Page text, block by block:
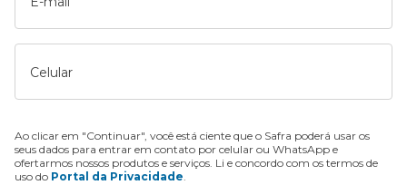
Celular
Ao clicar em "Continuar", você está ciente que o Safra poderá usar os
seus dados para entrar em contato por celular ou WhatsApp e
ofertarmos nossos produtos e serviços. Li e concordo com os termos de
uso do Portal da Privacidade.